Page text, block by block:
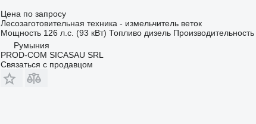
Цена по запросу
Лесозаготовительная техника - измельчитель веток
Мощность 126 л.с. (93 кВт) Топливо дизель Производительность
Румыния
PROD-COM SICASAU SRL
Связаться с продавцом